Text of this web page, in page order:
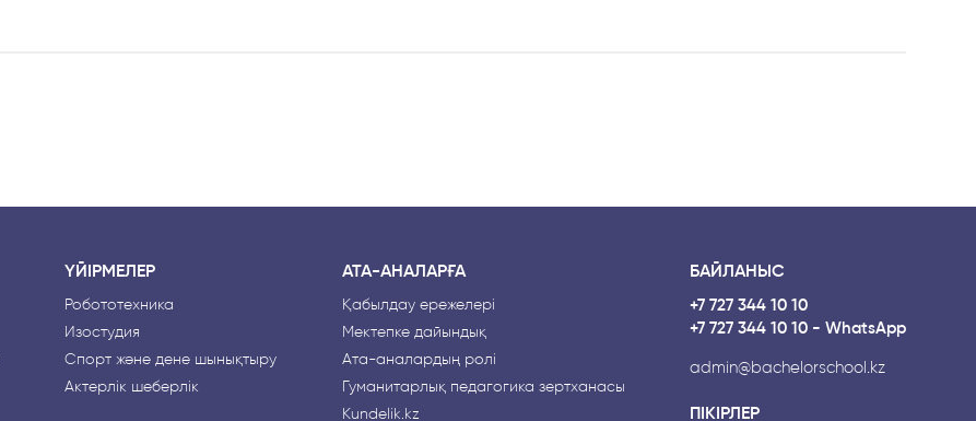
ҮЙІРМЕЛЕР
Робототехника
Изостудия
Спорт және дене шынықтыру
Актерлік шеберлік
АТА-АНАЛАРҒА
Қабылдау ережелері
Мектепке дайындық
Ата-аналардың рөлі
Гуманитарлық педагогика зертханасы
Kundelik.kz
БАЙЛАНЫС
+7 727 344 10 10
+7 727 344 10 10 - WhatsApp
admin@bachelorschool.kz
ПІКІРЛЕР